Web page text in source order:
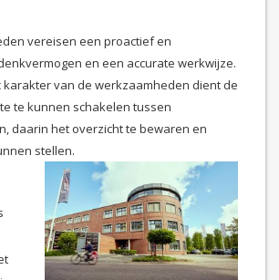
vereisen een proactief en
en een accurate werkwijze.
karakter van de werkzaamheden dient de
te kunnen schakelen tussen
daarin het overzicht te bewaren en
stellen.